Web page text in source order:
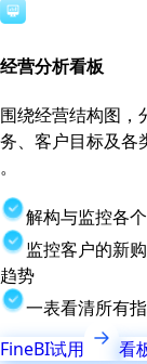
经营分析看板
围绕经营结构图，
务、客户目标及各
。
解构与监控各
监控客户的新
趋势
一表看清所有
FineBI试用
看